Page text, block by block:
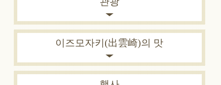
이즈모자키(出雲崎)의 맛